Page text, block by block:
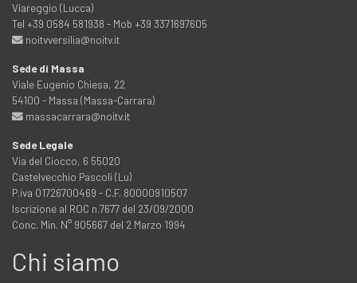
Viareggio (Lucca)
Tel +39 0584 581938 - Mob +39 3371697605
noitvversilia@noitv.it
Sede di Massa
Viale Eugenio Chiesa, 22
54100 - Massa (Massa-Carrara)
massacarrara@noitv.it
Sede Legale
Via del Ciocco, 6 55020
Castelvecchio Pascoli (Lu)
P.iva 01726700469 - C.F. 80000910507
Iscrizione al ROC n.7677 del 23/09/2000
Conc. Min. N° 905667 del 2 Marzo 1994
Chi siamo